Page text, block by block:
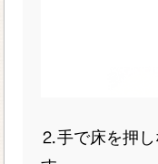
⒉手で床を押し